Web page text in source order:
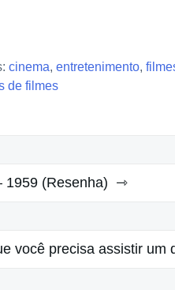
cinema, entretenimento,
de filmes
1959 (Resenha)
você precisa assistir um